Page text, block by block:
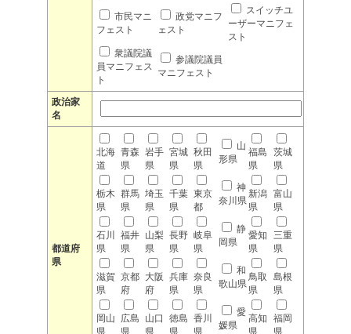
市民マニ
フェスト
政党マニフ
ェスト
スイッチユ
ーザーマニフェ
スト
衆議院議
員マニフェス
ト
参議院議員
マニフェスト
政治家
名
都道府
県
北海
道
青森
県
岩手
県
宮城
県
秋田
県
山
形県
福島
県
茨城
県
栃木
県
群馬
県
埼玉
県
千葉
県
東京
都
神
奈川県
新潟
県
富山
県
石川
県
福井
県
山梨
県
長野
県
岐阜
県
静
岡県
愛知
県
三重
県
滋賀
県
京都
府
大阪
府
兵庫
県
奈良
県
和
歌山県
鳥取
県
島根
県
岡山
県
広島
県
山口
県
徳島
県
香川
県
愛
媛県
高知
県
福岡
県